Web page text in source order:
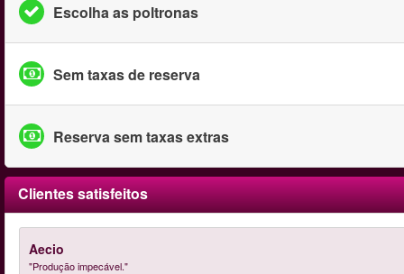
Escolha as poltronas
Sem taxas de reserva
Reserva sem taxas extras
Clientes satisfeitos
Aecio
"Produção impecável."